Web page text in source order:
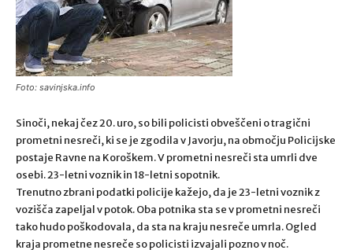
Foto: savinjska.info
Sinoči, nekaj čez 20. uro, so bili policisti obveščeni o tragični
prometni nesreči, ki se je zgodila v Javorju, na območju Policijske
postaje Ravne na Koroškem. V prometni nesreči sta umrli dve
osebi. 23-letni voznik in 18-letni sopotnik.
Trenutno zbrani podatki policije kažejo, da je 23-letni voznik z
vozišča zapeljal v potok. Oba potnika sta se v prometni nesreči
tako hudo poškodovala, da sta na kraju nesreče umrla. Ogled
kraja prometne nesreče so policisti izvajali pozno v noč.